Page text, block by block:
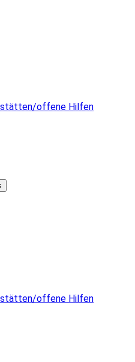
offene Hilfen
offene Hilfen